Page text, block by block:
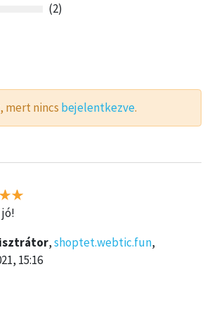
(2)
mert nincs bejelentkezve.
,shoptet.webtic.fun,
15:16